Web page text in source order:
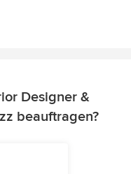
Designer &
beauftragen?